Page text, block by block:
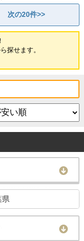
次の20件>>
探せます。
県